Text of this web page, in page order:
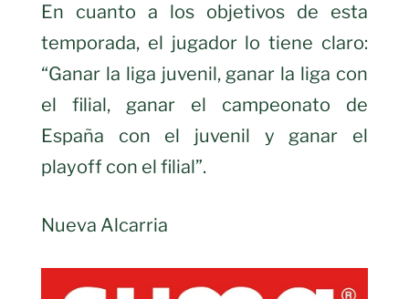
En cuanto a los objetivos de esta
temporada, el jugador lo tiene claro:
“Ganar la liga juvenil, ganar la liga con
el filial, ganar el campeonato de
España con el juvenil y ganar el
playoff con el filial”.
Nueva Alcarria